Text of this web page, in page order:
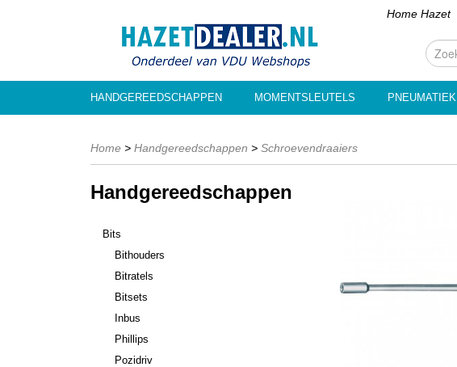
Home Hazet
HANDGEREEDSCHAPPEN MOMENTSLEUTELS PNEUMATIEK
Home > Handgereedschappen > Schroevendraaiers
Handgereedschappen
Bits
Bithouders
Bitratels
Bitsets
Inbus
Phillips
Pozidriv